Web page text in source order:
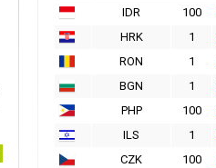
IDR
100
HRK
1
RON
1
BGN
1
PHP
100
ILS
1
CZK
100